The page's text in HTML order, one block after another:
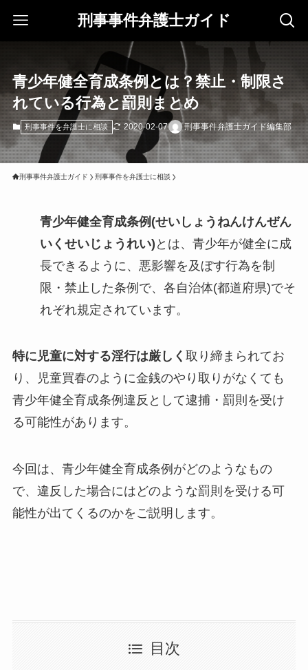
刑事事件弁護士ガイド
青少年健全育成条例とは？禁止・制限さ
れている行為と罰則まとめ
刑事事件を弁護士に相談 2020-02-07 刑事事件弁護士ガイド編集部
刑事事件弁護士ガイド 刑事事件を弁護士に相談
青少年健全育成条例(せいしょうねんけんぜん
いくせいじょうれい) とは、青少年が健全に成
長できるように、悪影響を及ぼす行為を制
限・禁止した条例で、各自治体(都道府県)でそ
れぞれ規定されています。
特に児童に対する淫行は厳しく 取り締まられてお
り、児童買春のように金銭のやり取りがなくても
青少年健全育成条例違反として逮捕・罰則を受け
る可能性があります。
今回は、青少年健全育成条例がどのようなもの
で、違反した場合にはどのような罰則を受ける可
能性が出てくるのかをご説明します。
目次